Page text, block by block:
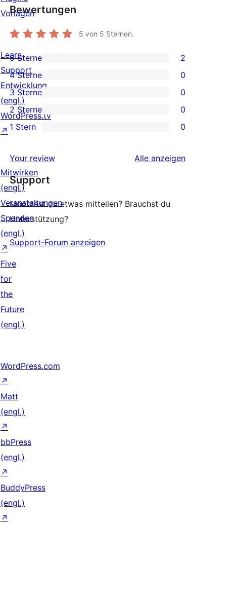
Bewertungen
5 von 5 Sternen.
2 5-
Sterne-
Rezensionen
5 Sterne 2
0 4-
Sterne-
Rezensionen
4 Sterne 0
0 3-
Sterne-
Rezensionen
3 Sterne 0
0 2-
Sterne-
2 Sterne 0
0 1-
Rezensionen
1 Stern 0
Your review Alle Rezensionen
anzeigen
Support
Möchtest du etwas mitteilen? Brauchst du
Unterstützung?
Support-Forum anzeigen
Vorlagen
Learn
Support
Entwicklung
(engl.)
WordPress.tv
↗
Mitwirken
(engl.)
Veranstaltungen
Spenden
(engl.)
↗
Five
for
the
Future
(engl.)
WordPress.com
↗
Matt
(engl.)
↗
bbPress
(engl.)
↗
BuddyPress
(engl.)
↗